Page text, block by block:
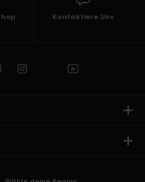
Kontaktiere Uns